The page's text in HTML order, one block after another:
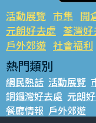
活動展覽 市集 開
元朗好去處 荃灣好
戶外郊遊 社會福利
熱門類別
網民熱話 活動展覽
銅鑼灣好去處 元朗
餐廳情報 戶外郊遊